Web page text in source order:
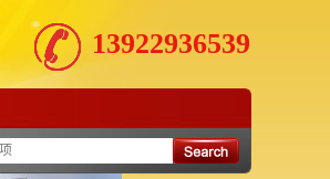
13922936539